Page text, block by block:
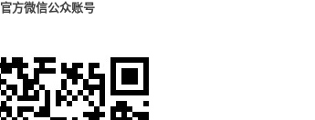
官方微信公众账号